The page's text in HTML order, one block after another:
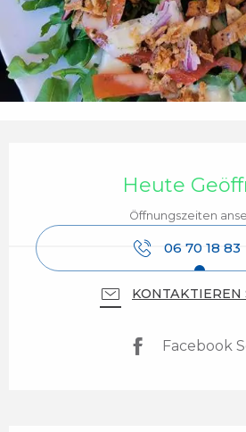
Heute
Öffnungszeiten
06 70 18 83
KONTAKTIEREN
Facebook